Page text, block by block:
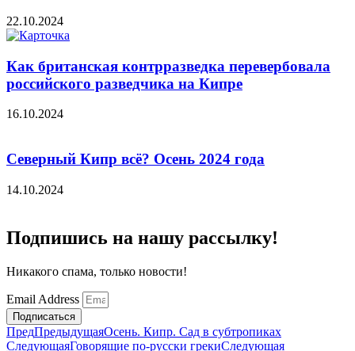
22.10.2024
Как британская контрразведка перевербовала
российского разведчика на Кипре
16.10.2024
Северный Кипр всё? Осень 2024 года
14.10.2024
Подпишись на нашу рассылку!
Никакого спама, только новости!
Email Address
Подписаться
ПредПредыдущаяОсень. Кипр. Сад в субтропиках
СледующаяГоворящие по-русски грекиСледующая